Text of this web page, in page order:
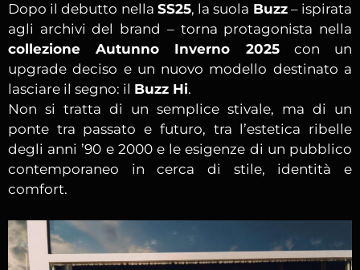
Dopo il debutto nella SS25, la suola Buzz– ispirata
agli archivi del brand – torna protagonista nella
collezione Autunno Inverno 2025con un
upgrade deciso e un nuovo modello destinato a
lasciare il segno: il Buzz Hi.
Non si tratta di un semplice stivale, ma di un
ponte tra passato e futuro, tra l’estetica ribelle
degli anni ’90 e 2000 e le esigenze di un pubblico
contemporaneo in cerca di stile, identità e
comfort.